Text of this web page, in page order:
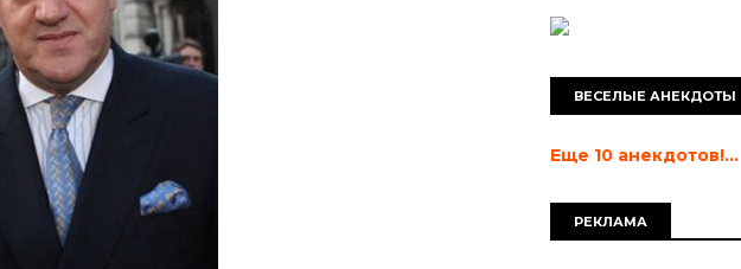
ВЕСЕЛЫЕ АНЕКДОТЫ
Еще 10 анекдотов!...
РЕКЛАМА